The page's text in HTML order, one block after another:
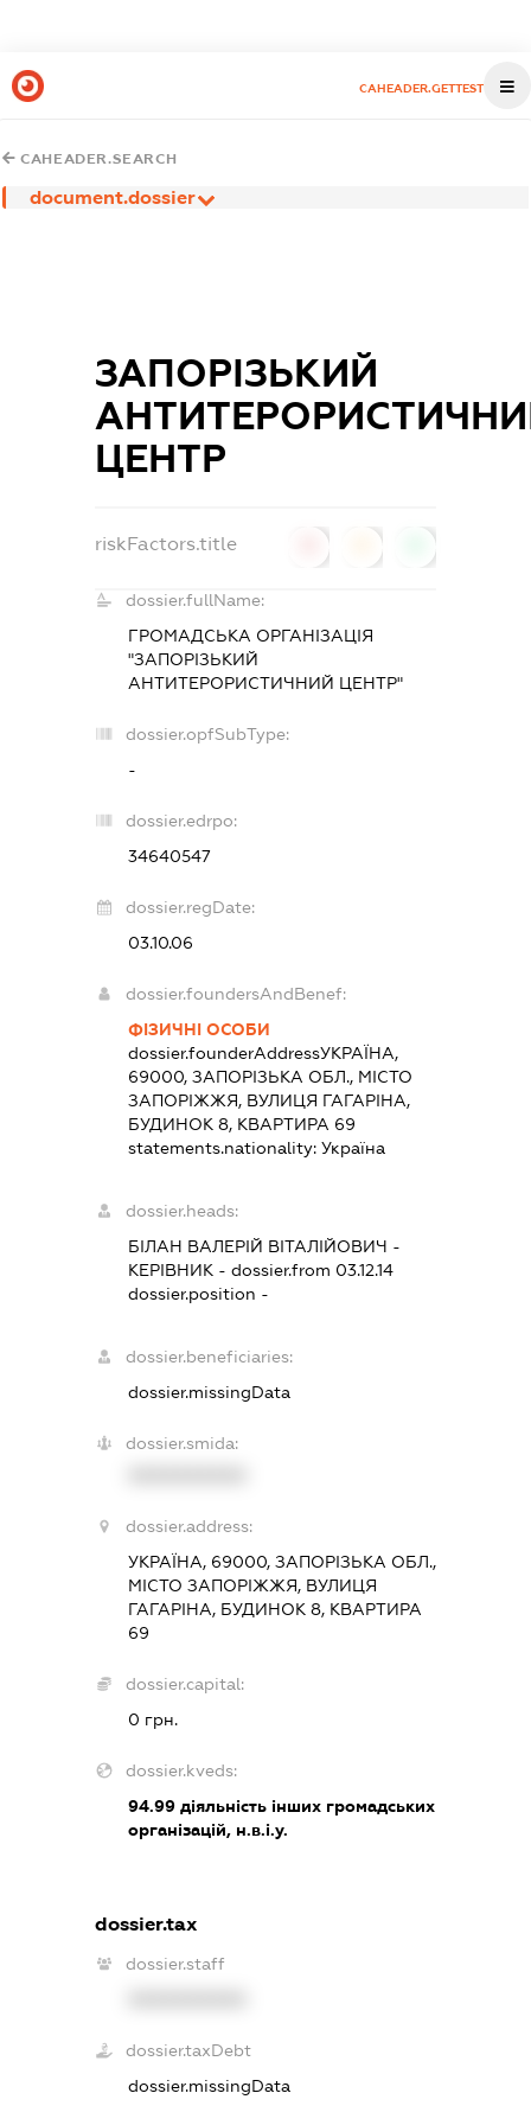
CAHEADER.GETTEST
CAHEADER.SEARCH
document.dossier
ЗАПОРІЗЬКИЙ
ЦЕНТР
riskFactors.title
dossier.fullName:
ГРОМАДСЬКА ОРГАНІЗАЦІЯ
"ЗАПОРІЗЬКИЙ
АНТИТЕРОРИСТИЧНИЙ ЦЕНТР"
dossier.opfSubType:
-
dossier.edrpo:
34640547
dossier.regDate:
03.10.06
dossier.foundersAndBenef:
ФІЗИЧНІ ОСОБИ
dossier.founderAddressУКРАЇНА,
69000, ЗАПОРІЗЬКА ОБЛ., МІСТО
ЗАПОРІЖЖЯ, ВУЛИЦЯ ГАГАРІНА,
БУДИНОК 8, КВАРТИРА 69
statements.nationality: Україна
dossier.heads:
БІЛАН ВАЛЕРІЙ ВІТАЛІЙОВИЧ -
КЕРІВНИК - dossier.from 03.12.14
dossier.position -
dossier.beneficiaries:
dossier.missingData
dossier.smida:
dossier.address:
УКРАЇНА, 69000, ЗАПОРІЗЬКА ОБЛ.,
МІСТО ЗАПОРІЖЖЯ, ВУЛИЦЯ
ГАГАРІНА, БУДИНОК 8, КВАРТИРА
69
dossier.capital:
0 грн.
dossier.kveds:
94.99діяльність інших громадських
організацій, н.в.і.у.
dossier.tax
dossier.staff
dossier.taxDebt
dossier.missingData